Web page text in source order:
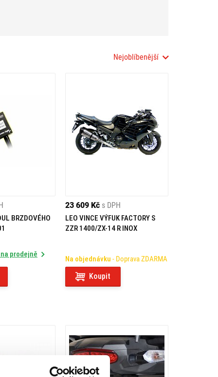
Nejoblíbenější
BRZDOVÉHO
prodejně
23 609 Kč s DPH
LEO VINCE VÝFUK FACTORY S
ZZR 1400/ZX-14 R INOX
Na objednávku - Doprava ZDARMA
Koupit